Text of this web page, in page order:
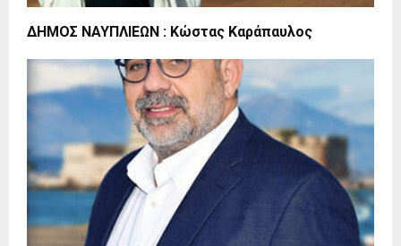
ΔΗΜΟΣ ΝΑΥΠΛΙΕΩΝ : Κώστας Καράπαυλος